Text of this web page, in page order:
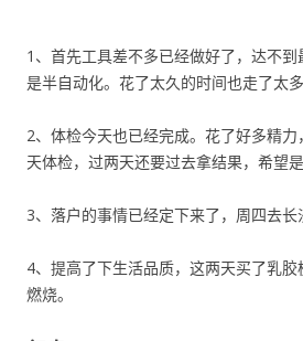
1、首先工具差不多已经做好了，达不
是半自动化。花了太久的时间也走了太多
2、体检今天也已经完成。花了好多精
天体检，过两天还要过去拿结果，希望是
3、落户的事情已经定下来了，周四去长
4、提高了下生活品质，这两天买了乳
燃烧。